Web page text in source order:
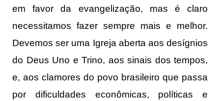
em favor da evangelização, mas é claro
necessitamos fazer sempre mais e melhor.
Devemos ser uma Igreja aberta aos desígnios
do Deus Uno e Trino, aos sinais dos tempos,
e, aos clamores do povo brasileiro que passa
por dificuldades econômicas, políticas e